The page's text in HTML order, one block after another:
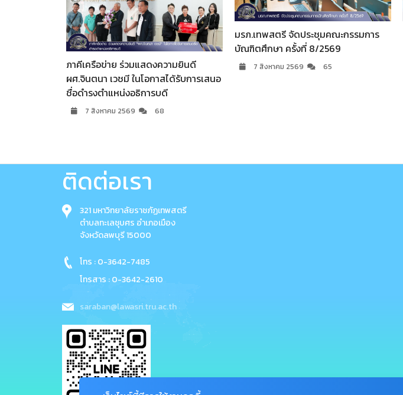
มรภ.เทพสตรี จัดประชุมคณะกรรมการ
บัณฑิตศึกษา ครั้งที่ 8/2569
7 สิงหาคม 2569 65
สาขาวิชารัฐประศาสนศาสตร์ คณะมนุษย
ศาสตร์ฯ มรภ.เทพสตรี จัดปัจฉิมนิเทศ
และสัมมนาหลังฝึกประสบการณ์วิชาชีพ
ติดต่อเรา
321 มหาวิทยาลัยราชภัฏเทพสตรี
ตำบลทะเลชุบศร อำเภอเมือง
จังหวัดลพบุรี 15000
โทร : 0-3642-7485
โทรสาร : 0-3642-2610
saraban@lawasri.tru.ac.th